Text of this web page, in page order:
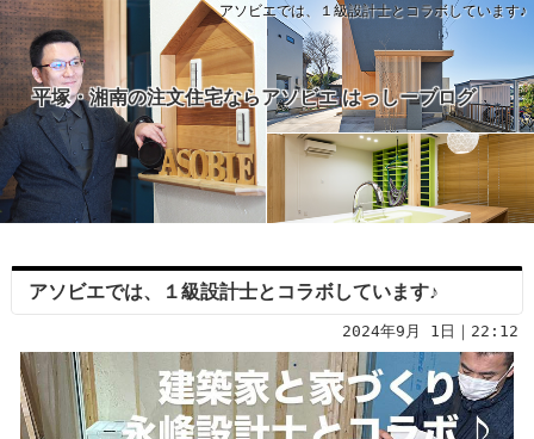
アソビエでは、１級設計士とコラボしています♪
平塚・湘南の注文住宅ならアソビエ はっしーブログ
アソビエでは、１級設計士とコラボしています♪
2024年9月 1日｜22:12